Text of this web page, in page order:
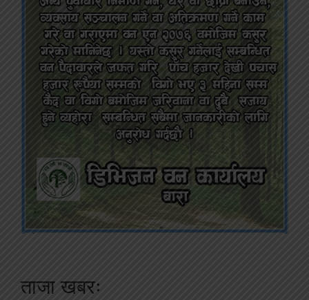
ताजा खबरः